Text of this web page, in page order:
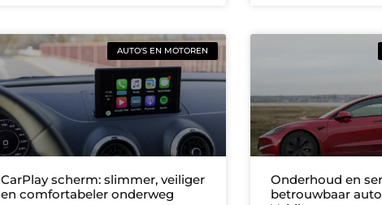
AUTO'S EN MOTOREN
CarPlay scherm: slimmer, veiliger
en comfortabeler onderweg
Onderhoud en
betrouwbaar